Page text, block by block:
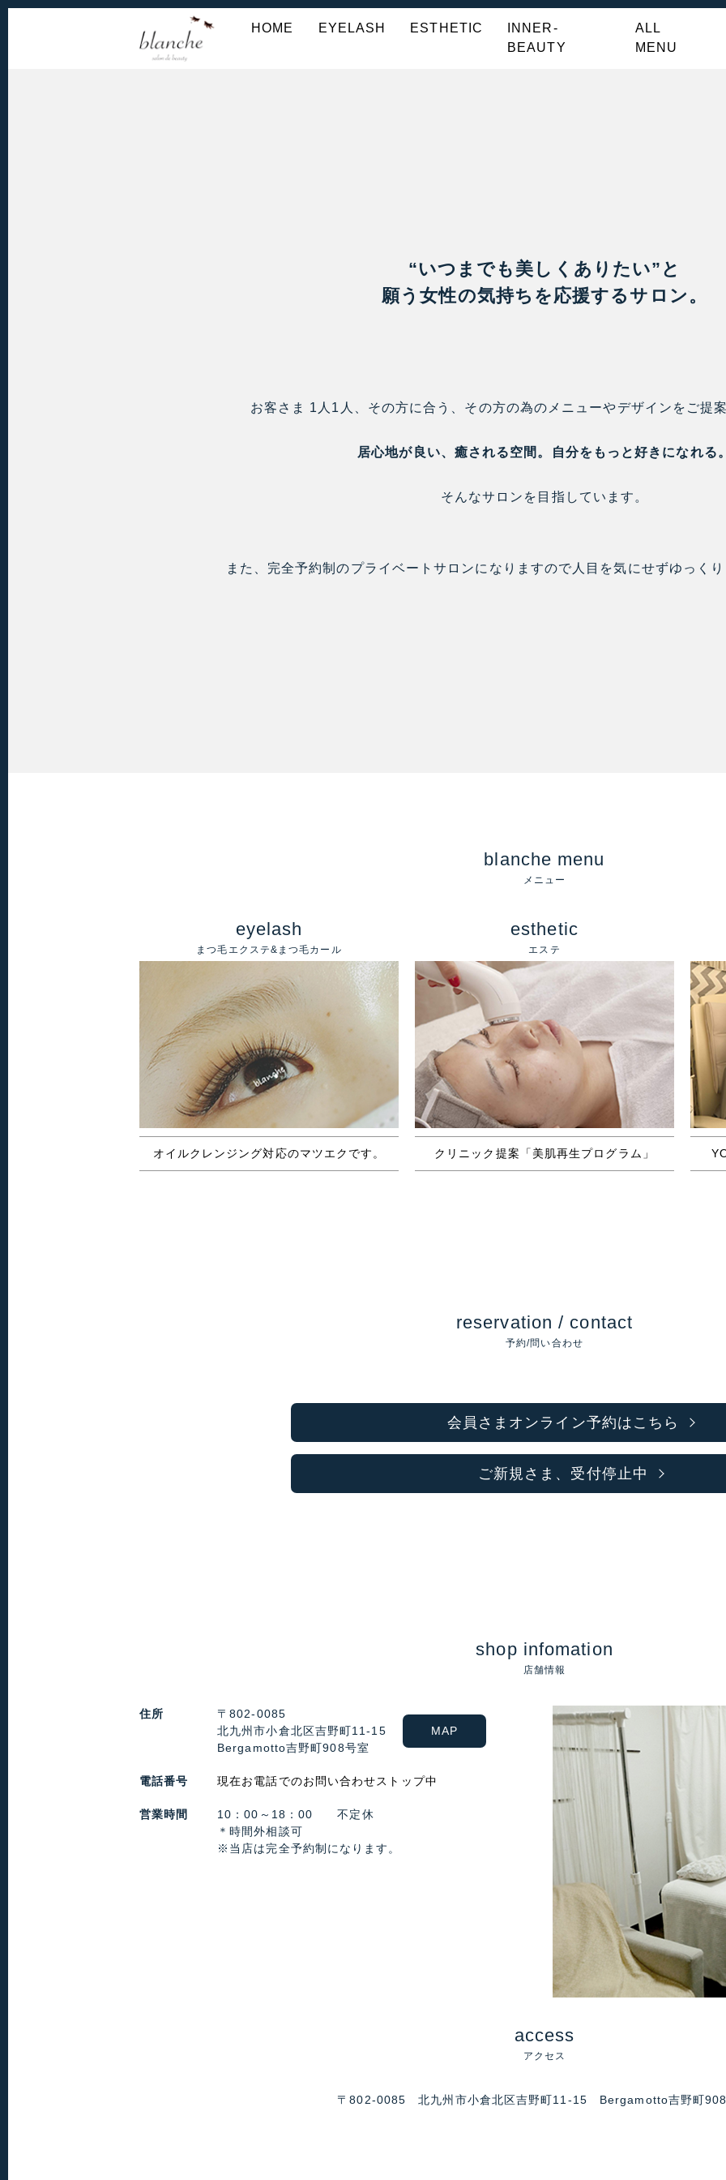
HOME EYELASH ESTHETIC
INNER-
BEAUTY
ALL
MENU
EYELASH MENU
“いつまでも美しくありたい”と
願う女性の気持ちを応援するサロン。
お客さま 1人1人、その方に合う、その方の為のメニューやデザインをご提
居心地が良い、癒される空間。自分をもっと好きになれる
そんなサロンを目指しています。
また、完全予約制のプライベートサロンになりますので人目を気にせずゆっく
blanche menu
メニュー
eyelash
まつ毛エクステ&まつ毛カール
オイルクレンジング対応のマツエクです。
esthetic
エステ
クリニック提案「美肌再生プログラム」
reservation / contact
予約/問い合わせ
会員さまオンライン予約はこちら
ご新規さま、受付停止中
shop infomation
店舗情報
住所
〒802-0085
北九州市小倉北区吉野町11-15
Bergamotto吉野町908号室
MAP
電話番号 現在お電話でのお問い合わせストップ中
営業時間
10：00～18：00 不定休
＊時間外相談可
※当店は完全予約制になります。
access
アクセス
〒802-0085 北九州市小倉北区吉野町11-15 Bergamotto吉野町